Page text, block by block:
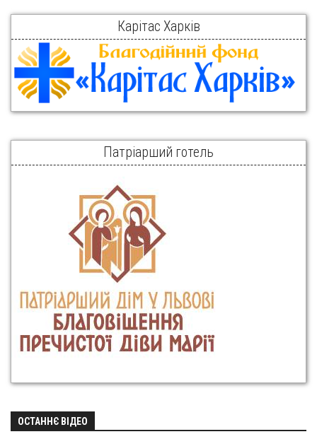
Карітас Харків
Патріарший готель
ОСТАННЄ ВІДЕО